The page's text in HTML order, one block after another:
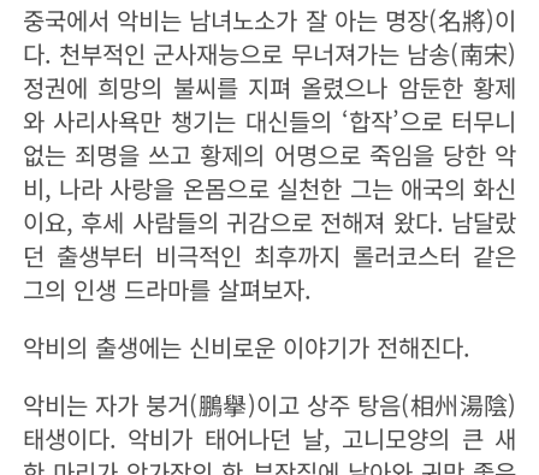
중국에서 악비는 남녀노소가 잘 아는 명장(名將)이
다. 천부적인 군사재능으로 무너져가는 남송(南宋)
정권에 희망의 불씨를 지펴 올렸으나 암둔한 황제
와 사리사욕만 챙기는 대신들의 ‘합작’으로 터무니
없는 죄명을 쓰고 황제의 어명으로 죽임을 당한 악
비, 나라 사랑을 온몸으로 실천한 그는 애국의 화신
이요, 후세 사람들의 귀감으로 전해져 왔다. 남달랐
던 출생부터 비극적인 최후까지 롤러코스터 같은
그의 인생 드라마를 살펴보자.
악비의 출생에는 신비로운 이야기가 전해진다.
악비는 자가 붕거(鵬擧)이고 상주 탕음(相州湯陰)
태생이다. 악비가 태어나던 날, 고니모양의 큰 새